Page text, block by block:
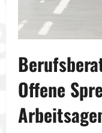
Offene